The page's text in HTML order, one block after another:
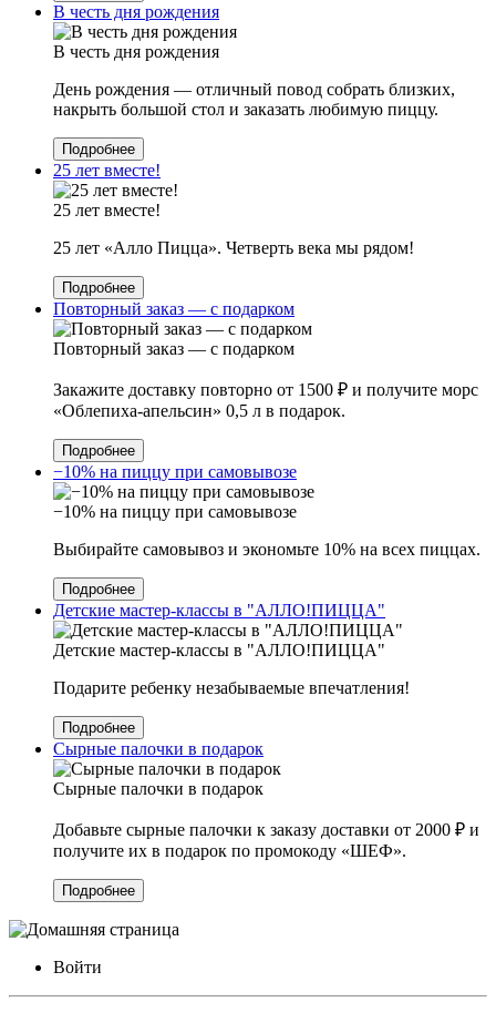
В честь дня рождения
В честь дня рождения
День рождения — отличный повод собрать близких,
накрыть большой стол и заказать любимую пиццу.
Подробнее
25 лет вместе!
25 лет вместе!
25 лет «Алло Пицца». Четверть века мы рядом!
Подробнее
Повторный заказ — с подарком
Повторный заказ — с подарком
Закажите доставку повторно от 1500 ₽ и получите морс
«Облепиха-апельсин» 0,5 л в подарок.
Подробнее
−10% на пиццу при самовывозе
−10% на пиццу при самовывозе
Выбирайте самовывоз и экономьте 10% на всех пиццах.
Подробнее
Детские мастер-классы в "АЛЛО!ПИЦЦА"
Детские мастер-классы в "АЛЛО!ПИЦЦА"
Подарите ребенку незабываемые впечатления!
Подробнее
Сырные палочки в подарок
Сырные палочки в подарок
Добавьте сырные палочки к заказу доставки от 2000 ₽ и
получите их в подарок по промокоду «ШЕФ».
Подробнее
Войти